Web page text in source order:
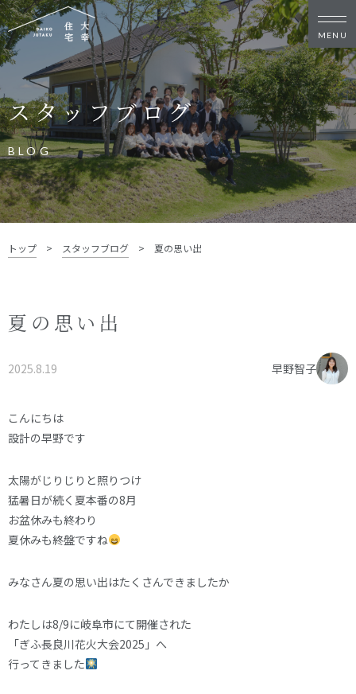
お電話でのご相談はお気軽に
TEL.
新築・リノベをお考えの方
家づくりの考え方
家づくりの流れ
施工事例
イベント
お客様の声
モデルハウス
リフォーム・リノベーション
土地をお探しの方
スタッフブログ
オーナー様へ
資料請求・お問い合わせ
スタッフブログ
BLOG
トップ > スタッフブログ > 夏の思い出
夏の思い出
2025.8.19 早野智子
こんにちは
設計の早野です
太陽がじりじりと照りつけ
猛暑日が続く夏本番の8月
お盆休みも終わり
夏休みも終盤ですね
みなさん夏の思い出はたくさんできましたか
わたしは8/9に岐阜市にて開催された
「ぎふ長良川花火大会2025」へ
行ってきました